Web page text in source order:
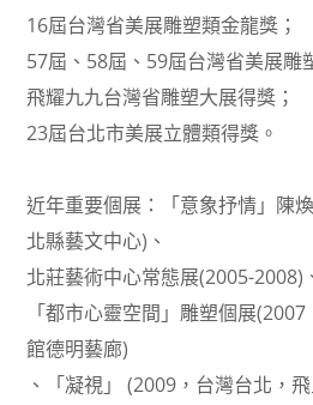
16屆台灣省美展雕塑類金龍獎；
57屆、58屆、59屆台灣省美展雕
飛耀九九台灣省雕塑大展得獎；
23屆台北市美展立體類得獎。
近年重要個展：「意象抒情」陳
北縣藝文中心)、
北莊藝術中心常態展(2005-2008)
「都市心靈空間」雕塑個展
館德明藝廊)
、「凝視」 (2009，台灣台北，